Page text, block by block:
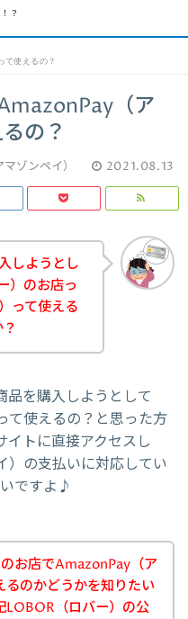
？
て使えるの？
（ア
の？
ゾンペイ） 2021.08.13
しようとし
）のお店っ
って使える
品を購入しようとして
使えるの？と思った方
トに直接アクセスし
）の支払いに対応してい
ですよ♪
お店でAmazonPay（ア
るのかどうかを知りたい
LOBOR（ロバー）の公